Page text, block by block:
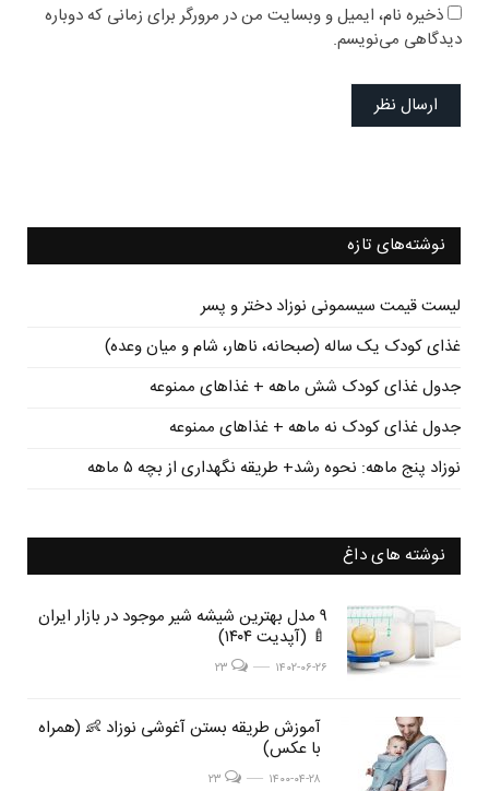
ذخیره نام، ایمیل و وبسایت من در مرورگر برای زمانی که دوباره
دیدگاهی می‌نویسم.
نوشته‌های تازه
لیست قیمت سیسمونی نوزاد دختر و پسر
غذای کودک یک ساله (صبحانه، ناهار، شام و میان وعده)
جدول غذای کودک شش ماهه + غذاهای ممنوعه
جدول غذای کودک نه ماهه + غذاهای ممنوعه
نوزاد پنج ماهه: نحوه رشد+ طریقه نگهداری از بچه ۵ ماهه
نوشته های داغ
post
image
۹ مدل بهترین شیشه شیر موجود در بازار ایران
🍼 (آپدیت ۱۴۰۴) post
image ۱۴۰۲-۰۶-۲۶ post image
post
image
آموزش طریقه بستن آغوشی نوزاد 👶 (همراه
با عکس)post
image ۱۴۰۰-۰۴-۲۸ post image